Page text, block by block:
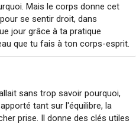
Mais le corps donne cet
se sentir droit, dans
jour grâce à ta pratique
que tu fais à ton corps-esprit.
sans trop savoir pourquoi,
tant sur l'équilibre, la
prise. Il donne des clés utiles